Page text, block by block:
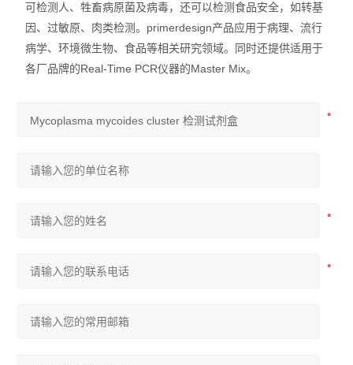
可检测人、牲畜病原菌及病毒，还可以检测食品安全，如转基
因、过敏原、肉类检测。primerdesign产品应用于病理、流行
病学、环境微生物、食品等相关研究领域。同时还提供适用于
各厂品牌的Real-Time PCR仪器的Master Mix。